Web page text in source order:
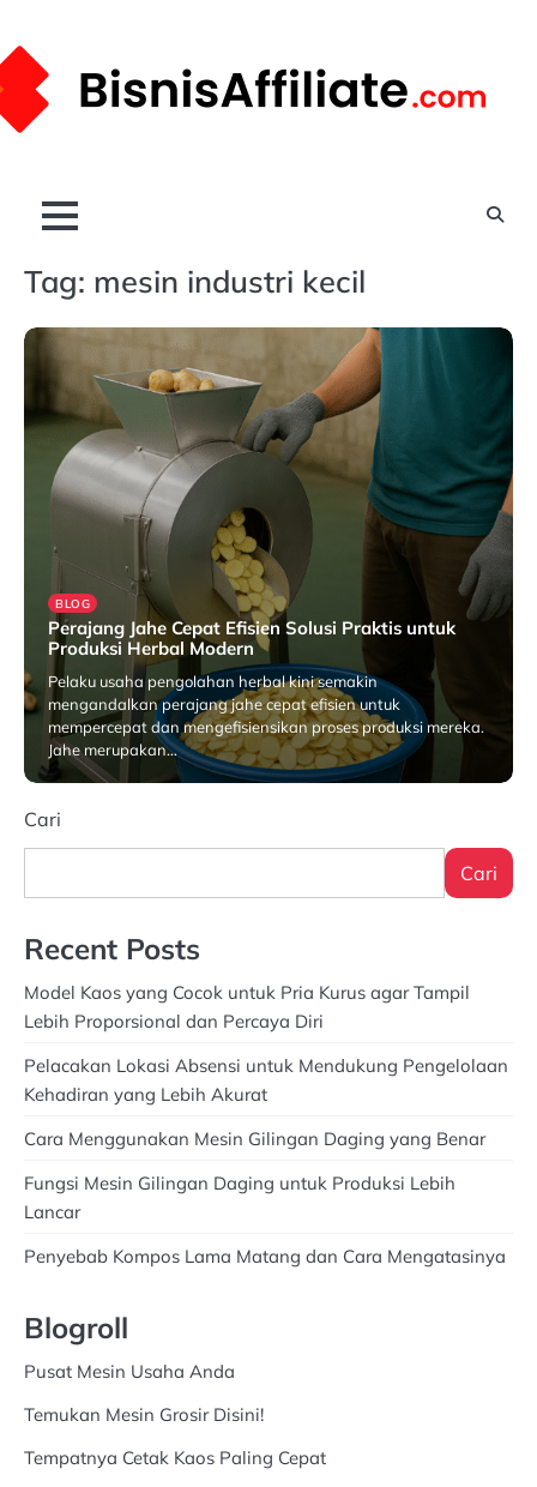
to
content
Tag: mesin industri kecil
BLOG
Perajang Jahe Cepat Efisien Solusi Praktis untuk
Produksi Herbal Modern
Pelaku usaha pengolahan herbal kini semakin
mengandalkan perajang jahe cepat efisien untuk
mempercepat dan mengefisiensikan proses produksi mereka.
Jahe merupakan…
Mei 26, 2025
Cari
Cari
Recent Posts
Model Kaos yang Cocok untuk Pria Kurus agar Tampil
Lebih Proporsional dan Percaya Diri
Pelacakan Lokasi Absensi untuk Mendukung Pengelolaan
Kehadiran yang Lebih Akurat
Cara Menggunakan Mesin Gilingan Daging yang Benar
Fungsi Mesin Gilingan Daging untuk Produksi Lebih
Lancar
Penyebab Kompos Lama Matang dan Cara Mengatasinya
Blogroll
Pusat Mesin Usaha Anda
Temukan Mesin Grosir Disini!
Tempatnya Cetak Kaos Paling Cepat